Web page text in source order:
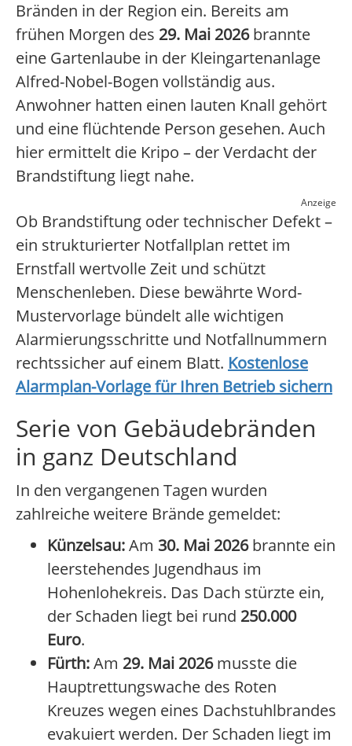
Bränden in der Region ein. Bereits am
frühen Morgen des 29. Mai 2026brannte
eine Gartenlaube in der Kleingartenanlage
Alfred-Nobel-Bogen vollständig aus.
Anwohner hatten einen lauten Knall gehört
und eine flüchtende Person gesehen. Auch
hier ermittelt die Kripo – der Verdacht der
Brandstiftung liegt nahe.
Anzeige
Ob Brandstiftung oder technischer Defekt –
ein strukturierter Notfallplan rettet im
Ernstfall wertvolle Zeit und schützt
Menschenleben. Diese bewährte Word-
Mustervorlage bündelt alle wichtigen
Alarmierungsschritte und Notfallnummern
rechtssicher auf einem Blatt. Kostenlose
Alarmplan-Vorlage für Ihren Betrieb sichern
Serie von Gebäudebränden
in ganz Deutschland
In den vergangenen Tagen wurden
zahlreiche weitere Brände gemeldet:
Künzelsau:Am 30. Mai 2026brannte ein
leerstehendes Jugendhaus im
Hohenlohekreis. Das Dach stürzte ein,
der Schaden liegt bei rund 250.000
Euro.
Fürth:Am 29. Mai 2026musste die
Hauptrettungswache des Roten
Kreuzes wegen eines Dachstuhlbrandes
evakuiert werden. Der Schaden liegt im